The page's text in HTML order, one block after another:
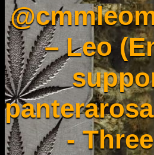
– Leo
-